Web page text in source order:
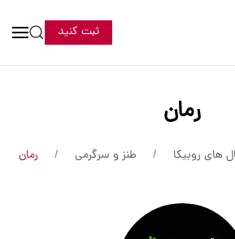
ثبت کنید
رمان
های روبیکا طنز و سرگرمی رمان